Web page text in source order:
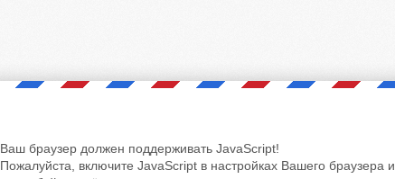
Ваш браузер должен поддерживать JavaScript!
Пожалуйста, включите JavaScript в настройках Вашего браузера и